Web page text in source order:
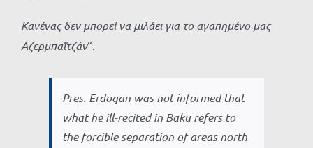
Κανένας δεν μπορεί να μιλάει για το αγαπημένο μας
Αζερμπαϊτζάν“.
Pres. Erdogan was not informed that
what he ill-recited in Baku refers to
the forcible separation of areas north